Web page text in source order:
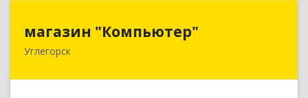
магазин "Компьютер"
Углегорск694920, Сахалинская обл, Углегорский р-н,